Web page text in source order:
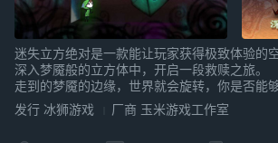
迷失立方绝对是一款能让玩家获得极致体验的
深入梦魇般的立方体中，开启一段救赎之旅。
走到的梦魇的边缘，世界就会旋转，你是否能
发行 冰狮游戏
厂商 玉米游戏工作室